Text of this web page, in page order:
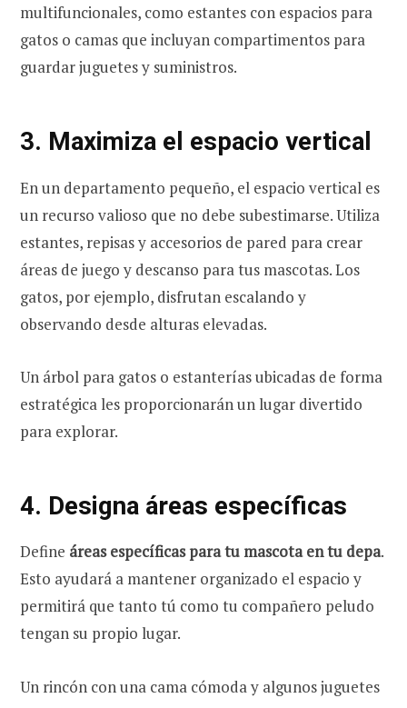
multifuncionales, como estantes con espacios para
gatos o camas que incluyan compartimentos para
guardar juguetes y suministros.
3. Maximiza el espacio vertical
En un departamento pequeño, el espacio vertical es
un recurso valioso que no debe subestimarse. Utiliza
estantes, repisas y accesorios de pared para crear
áreas de juego y descanso para tus mascotas. Los
gatos, por ejemplo, disfrutan escalando y
observando desde alturas elevadas.
Un árbol para gatos o estanterías ubicadas de forma
estratégica les proporcionarán un lugar divertido
para explorar.
4. Designa áreas específicas
Define áreas específicas para tu mascota en tu depa.
Esto ayudará a mantener organizado el espacio y
permitirá que tanto tú como tu compañero peludo
tengan su propio lugar.
Un rincón con una cama cómoda y algunos juguetes